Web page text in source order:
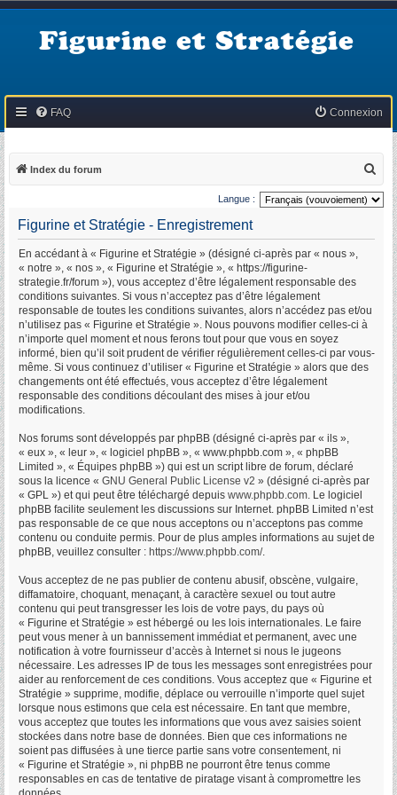
Figurine et Stratégie
FAQ Connexion
Index du forum
e
c
Langue :
Figurine et Stratégie - Enregistrement
En accédant à « Figurine et Stratégie » (désigné ci-après par « nous »,
« notre », « nos », « Figurine et Stratégie », « https://figurine-
strategie.fr/forum »), vous acceptez d’être légalement responsable des
conditions suivantes. Si vous n’acceptez pas d’être légalement
responsable de toutes les conditions suivantes, alors n’accédez pas et/ou
n’utilisez pas « Figurine et Stratégie ». Nous pouvons modifier celles-ci à
n’importe quel moment et nous ferons tout pour que vous en soyez
informé, bien qu’il soit prudent de vérifier régulièrement celles-ci par vous-
même. Si vous continuez d’utiliser « Figurine et Stratégie » alors que des
changements ont été effectués, vous acceptez d’être légalement
responsable des conditions découlant des mises à jour et/ou
modifications.
Nos forums sont développés par phpBB (désigné ci-après par « ils »,
« eux », « leur », « logiciel phpBB », « www.phpbb.com », « phpBB
Limited », « Équipes phpBB ») qui est un script libre de forum, déclaré
sous la licence « GNU General Public License v2 » (désigné ci-après par
« GPL ») et qui peut être téléchargé depuis www.phpbb.com. Le logiciel
phpBB facilite seulement les discussions sur Internet. phpBB Limited n’est
pas responsable de ce que nous acceptons ou n’acceptons pas comme
contenu ou conduite permis. Pour de plus amples informations au sujet de
phpBB, veuillez consulter : https://www.phpbb.com/.
Vous acceptez de ne pas publier de contenu abusif, obscène, vulgaire,
diffamatoire, choquant, menaçant, à caractère sexuel ou tout autre
contenu qui peut transgresser les lois de votre pays, du pays où
« Figurine et Stratégie » est hébergé ou les lois internationales. Le faire
peut vous mener à un bannissement immédiat et permanent, avec une
notification à votre fournisseur d’accès à Internet si nous le jugeons
nécessaire. Les adresses IP de tous les messages sont enregistrées pour
aider au renforcement de ces conditions. Vous acceptez que « Figurine et
Stratégie » supprime, modifie, déplace ou verrouille n’importe quel sujet
lorsque nous estimons que cela est nécessaire. En tant que membre,
vous acceptez que toutes les informations que vous avez saisies soient
stockées dans notre base de données. Bien que ces informations ne
soient pas diffusées à une tierce partie sans votre consentement, ni
« Figurine et Stratégie », ni phpBB ne pourront être tenus comme
responsables en cas de tentative de piratage visant à compromettre les